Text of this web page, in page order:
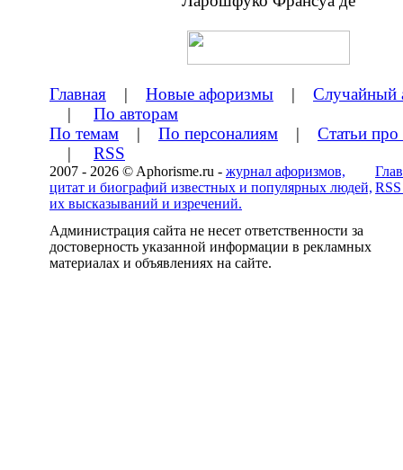
Главная | Новые афоризмы | Случайный
| По авторам
По темам | По персоналиям | Статьи
| RSS
2007 - 2026 © Aphorisme.ru - журнал афоризмов,
цитат и биографий известных и популярных людей,
их высказываний и изречений.
Администрация сайта не несет ответственности за
достоверность указанной информации в рекламных
материалах и объявлениях на сайте.